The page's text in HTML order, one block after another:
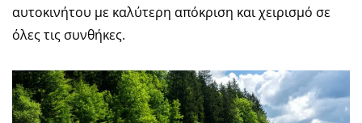
αυτοκινήτου με καλύτερη απόκριση και χειρισμό σε
όλες τις συνθήκες.